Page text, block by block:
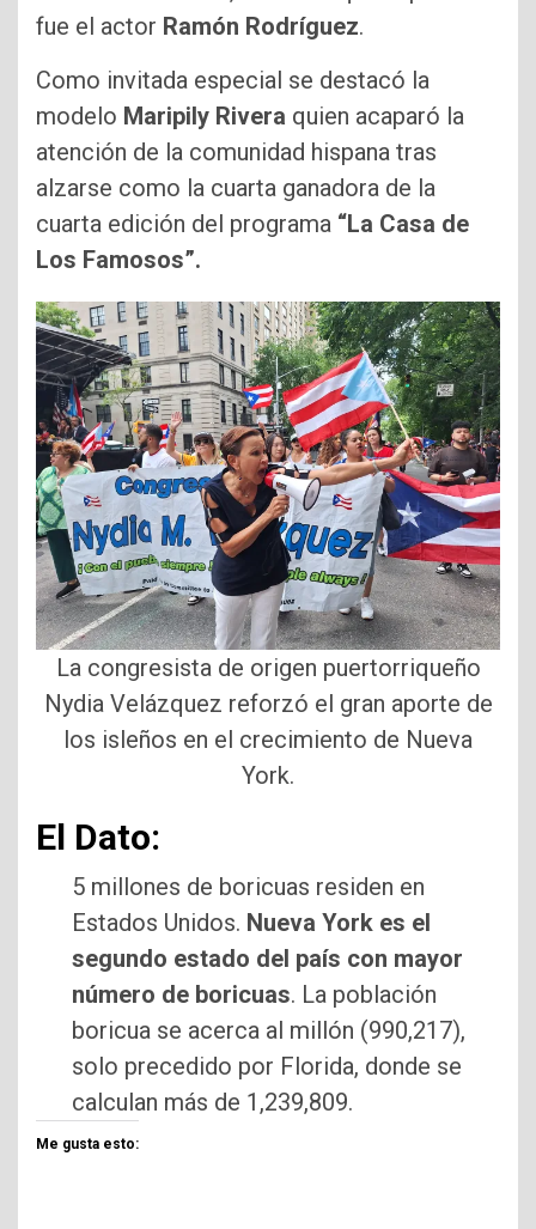
fue el actor Ramón Rodríguez.
Como invitada especial se destacó la
modelo Maripily Rivera quien acaparó la
atención de la comunidad hispana tras
alzarse como la cuarta ganadora de la
cuarta edición del programa “La Casa de
Los Famosos”.
La congresista de origen puertorriqueño
Nydia Velázquez reforzó el gran aporte de
los isleños en el crecimiento de Nueva
York.
El Dato:
5 millones de boricuas residen en
Estados Unidos. Nueva York es el
segundo estado del país con mayor
número de boricuas. La población
boricua se acerca al millón (990,217),
solo precedido por Florida, donde se
calculan más de 1,239,809.
Me gusta esto: